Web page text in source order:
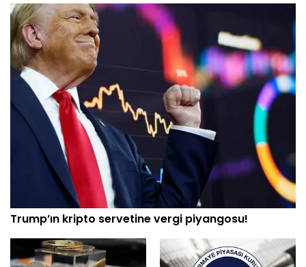
Trump’ın kripto servetine vergi piyangosu!